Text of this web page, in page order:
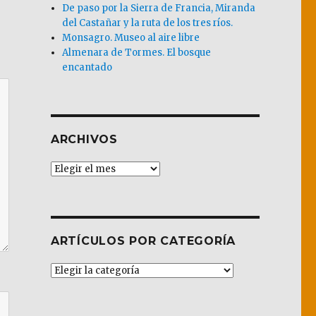
De paso por la Sierra de Francia, Miranda
del Castañar y la ruta de los tres ríos.
Monsagro. Museo al aire libre
Almenara de Tormes. El bosque
encantado
ARCHIVOS
Archivos
ARTÍCULOS POR CATEGORÍA
Artículos